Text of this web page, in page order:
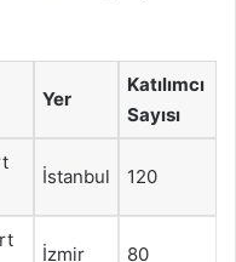
Yer
Katılımcı
Sayısı
İstanbul 120
İzmir 80